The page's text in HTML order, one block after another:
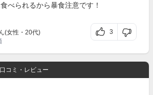
べられるから暴食注意です！
(女性・20代)
3
コミ・レビュー